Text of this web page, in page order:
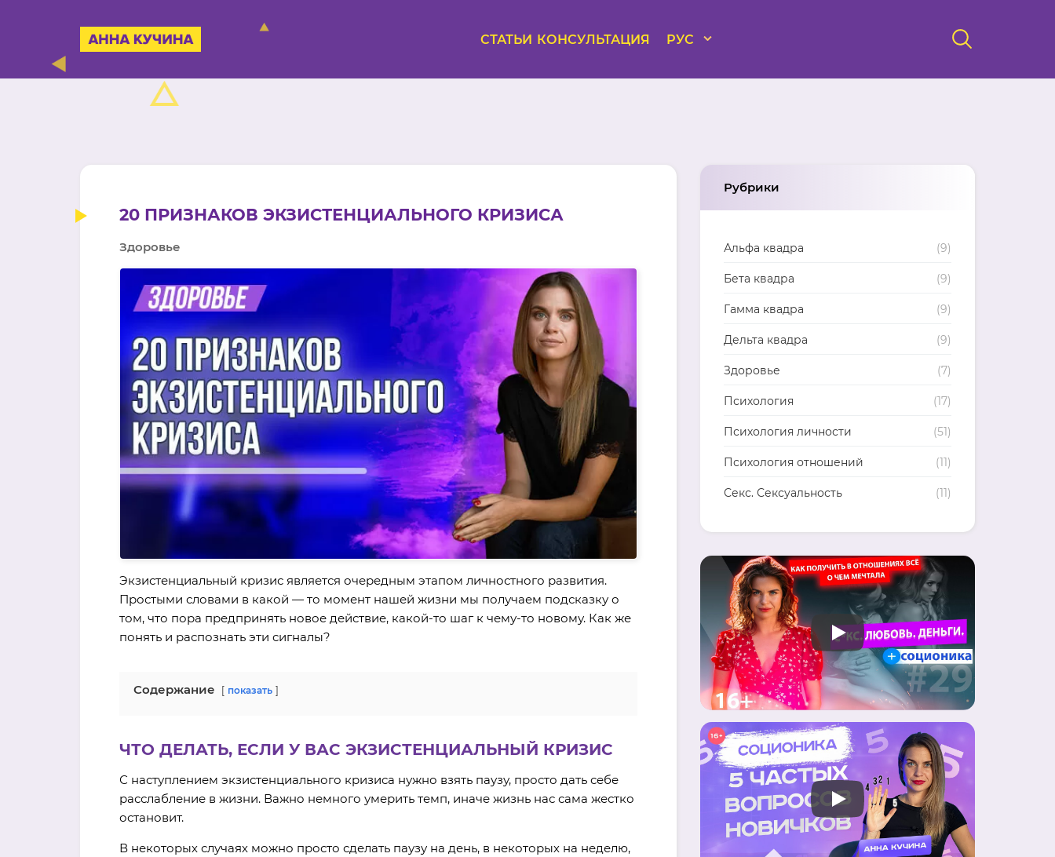
СТАТЬИ КОНСУЛЬТАЦИЯ РУС
20 ПРИЗНАКОВ ЭКЗИСТЕНЦИАЛЬНОГО КРИЗИСА
Здоровье
Экзистенциальный кризис является очередным этапом личностного развития.
Простыми словами в какой — то момент нашей жизни мы получаем подсказку о
том, что пора предпринять новое действие, какой-то шаг к чему-то новому. Как же
понять и распознать эти сигналы?
Содержание показать
ЧТО ДЕЛАТЬ, ЕСЛИ У ВАС ЭКЗИСТЕНЦИАЛЬНЫЙ КРИЗИС
С наступлением экзистенциального кризиса нужно взять паузу, просто дать себе
расслабление в жизни. Важно немного умерить темп, иначе жизнь нас сама жестко
остановит.
В некоторых случаях можно просто сделать паузу на день, в некоторых на неделю,
Рубрики
Альфа квадра (9)
Бета квадра (9)
Гамма квадра (9)
Дельта квадра (9)
Здоровье (7)
Психология (17)
Психология личности (51)
Психология отношений (11)
Секс. Сексуальность (11)